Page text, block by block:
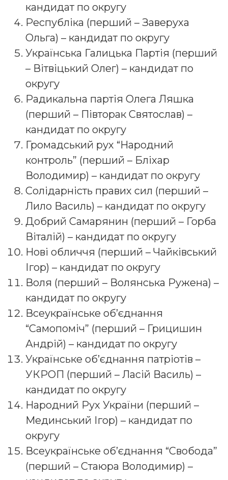
кандидат по округу
Республіка (перший – Заверуха
Ольга) – кандидат по округу
Українська Галицька Партія (перший
– Вітвіцький Олег) – кандидат по
округу
Радикальна партія Олега Ляшка
(перший – Півторак Святослав) –
кандидат по округу
Громадський рух “Народний
контроль” (перший – Бліхар
Володимир) – кандидат по округу
Солідарність правих сил (перший –
Лило Василь) – кандидат по округу
Добрий Самарянин (перший – Горба
Віталій) – кандидат по округу
Нові обличчя (перший – Чайківський
Ігор) – кандидат по округу
Воля (перший – Волянська Ружена) –
кандидат по округу
Всеукраїнське об’єднання
“Самопоміч” (перший – Грицишин
Андрій) – кандидат по округу
Українське об’єднання патріотів –
УКРОП (перший – Ласій Василь) –
кандидат по округу
Народний Рух України (перший –
Мединський Ігор) – кандидат по
округу
Всеукраїнське об’єднання “Свобода”
(перший – Стаюра Володимир) –